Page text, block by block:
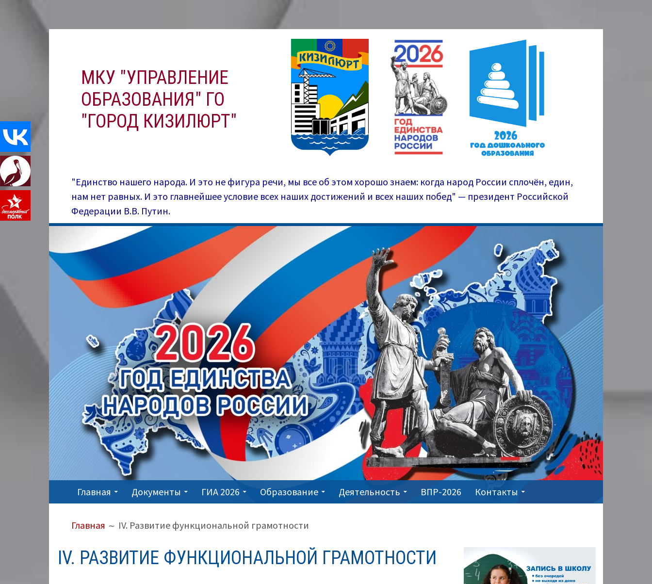
Перейти
МКУ "УПРАВЛЕНИЕ
ОБРАЗОВАНИЯ" ГО
"ГОРОД КИЗИЛЮРТ"
"Единство нашего народа. И это не фигура речи, мы все об этом хорошо знаем: когда народ России сплочён, един,
нам нет равных. И это главнейшее условие всех наших достижений и всех наших побед" — президент Российской
Федерации В.В. Путин.
ОСНОВНОЕ
МЕНЮ
Главная Документы ГИА 2026 Образование Деятельность ВПР-2026 Контакты
САЙТЕ
(ХЛЕБНЫЕ
Главная IV. Развитие функциональной грамотности
IV. РАЗВИТИЕ ФУНКЦИОНАЛЬНОЙ ГРАМОТНОСТИ
ОСНОВНАЯ
ПАНЕЛЬ